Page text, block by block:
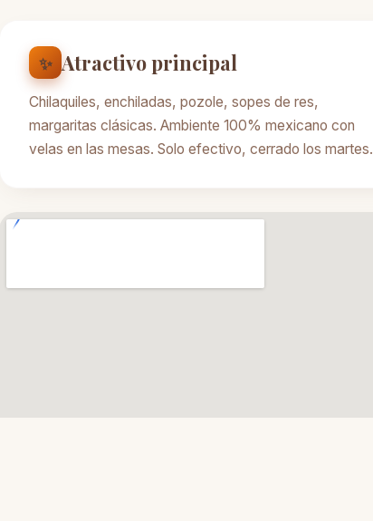
✨ Atractivo principal
Chilaquiles, enchiladas, pozole, sopes de res,
margaritas clásicas. Ambiente 100% mexicano con
velas en las mesas. Solo efectivo, cerrado los martes.